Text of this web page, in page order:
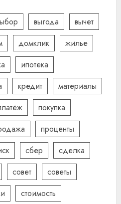
выгода
вычет
домклик
жилье
ипотека
кредит
материалы
покупка
проценты
сбер
сделка
совет
советы
стоимость